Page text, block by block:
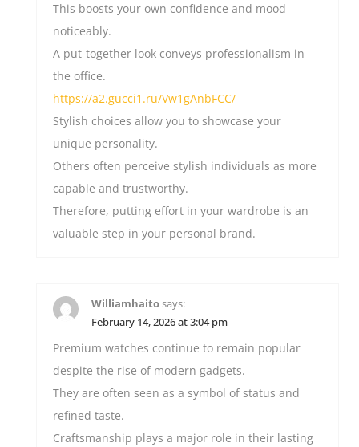
This boosts your own confidence and mood
noticeably.
A put-together look conveys professionalism in
the office.
https://a2.gucci1.ru/Vw1gAnbFCC/
Stylish choices allow you to showcase your
unique personality.
Others often perceive stylish individuals as more
capable and trustworthy.
Therefore, putting effort in your wardrobe is an
valuable step in your personal brand.
Williamhaitosays:
February 14, 2026 at 3:04 pm
Premium watches continue to remain popular
despite the rise of modern gadgets.
They are often seen as a symbol of status and
refined taste.
Craftsmanship plays a major role in their lasting